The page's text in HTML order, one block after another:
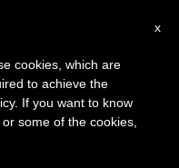
عظة
الكرادلة
x
cookies, which are
to achieve the
If you want to know
some of the cookies,